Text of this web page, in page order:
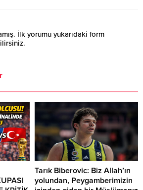
İlk yorumu yukarıdaki form
Tarık Biberovic: Biz Allah’ın
yolundan, Peygamberimizin